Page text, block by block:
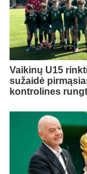
Vaikinų U15
sužaidė
kontrolines